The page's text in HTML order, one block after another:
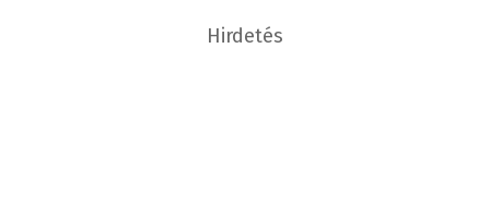
Hirdetés